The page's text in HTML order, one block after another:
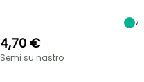
7
4,70 €
Semi su nastro